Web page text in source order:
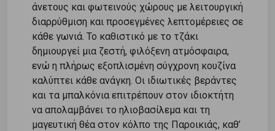
άνετους και φωτεινούς χώρους με λειτουργική
διαρρύθμιση και προσεγμένες λεπτομέρειες σε
κάθε γωνιά. Το καθιστικό με το τζάκι
δημιουργεί μια ζεστή, φιλόξενη ατμόσφαιρα,
ενώ η πλήρως εξοπλισμένη σύγχρονη κουζίνα
καλύπτει κάθε ανάγκη. Οι ιδιωτικές βεράντες
και τα μπαλκόνια επιτρέπουν στον ιδιοκτήτη
να απολαμβάνει το ηλιοβασίλεμα και τη
μαγευτική θέα στον κόλπο της Παροικιάς, καθ’